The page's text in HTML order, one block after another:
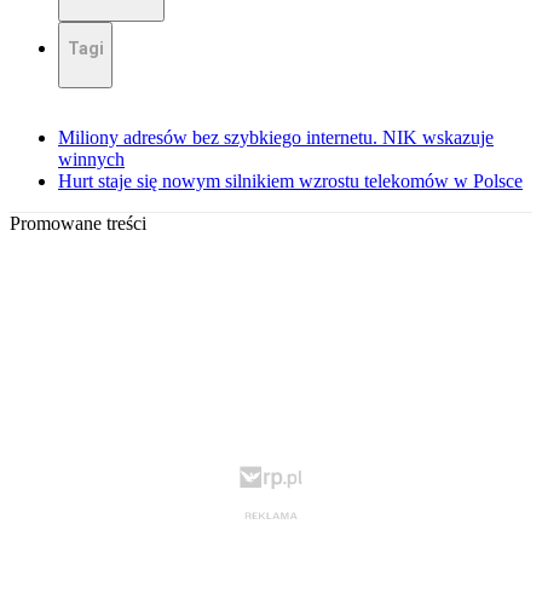
Tagi
Miliony adresów bez szybkiego internetu. NIK wskazuje
winnych
Hurt staje się nowym silnikiem wzrostu telekomów w Polsce
Promowane treści